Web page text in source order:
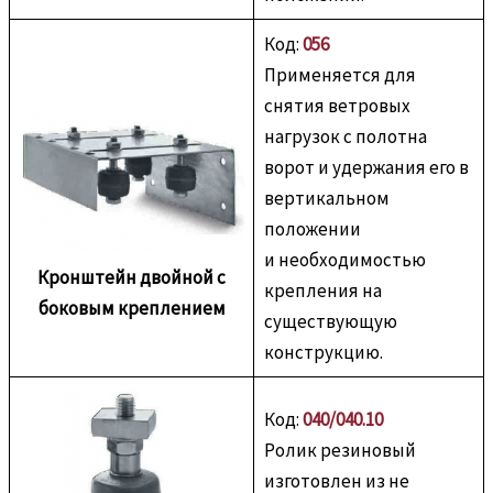
Кронштейн двойной с
боковым креплением
Код:056
Применяется для
снятия ветровых
нагрузок с полотна
ворот и удержания его в
вертикальном
положении
и необходимостью
крепления на
существующую
конструкцию.
Код:040/040.10
Ролик резиновый
изготовлен из не